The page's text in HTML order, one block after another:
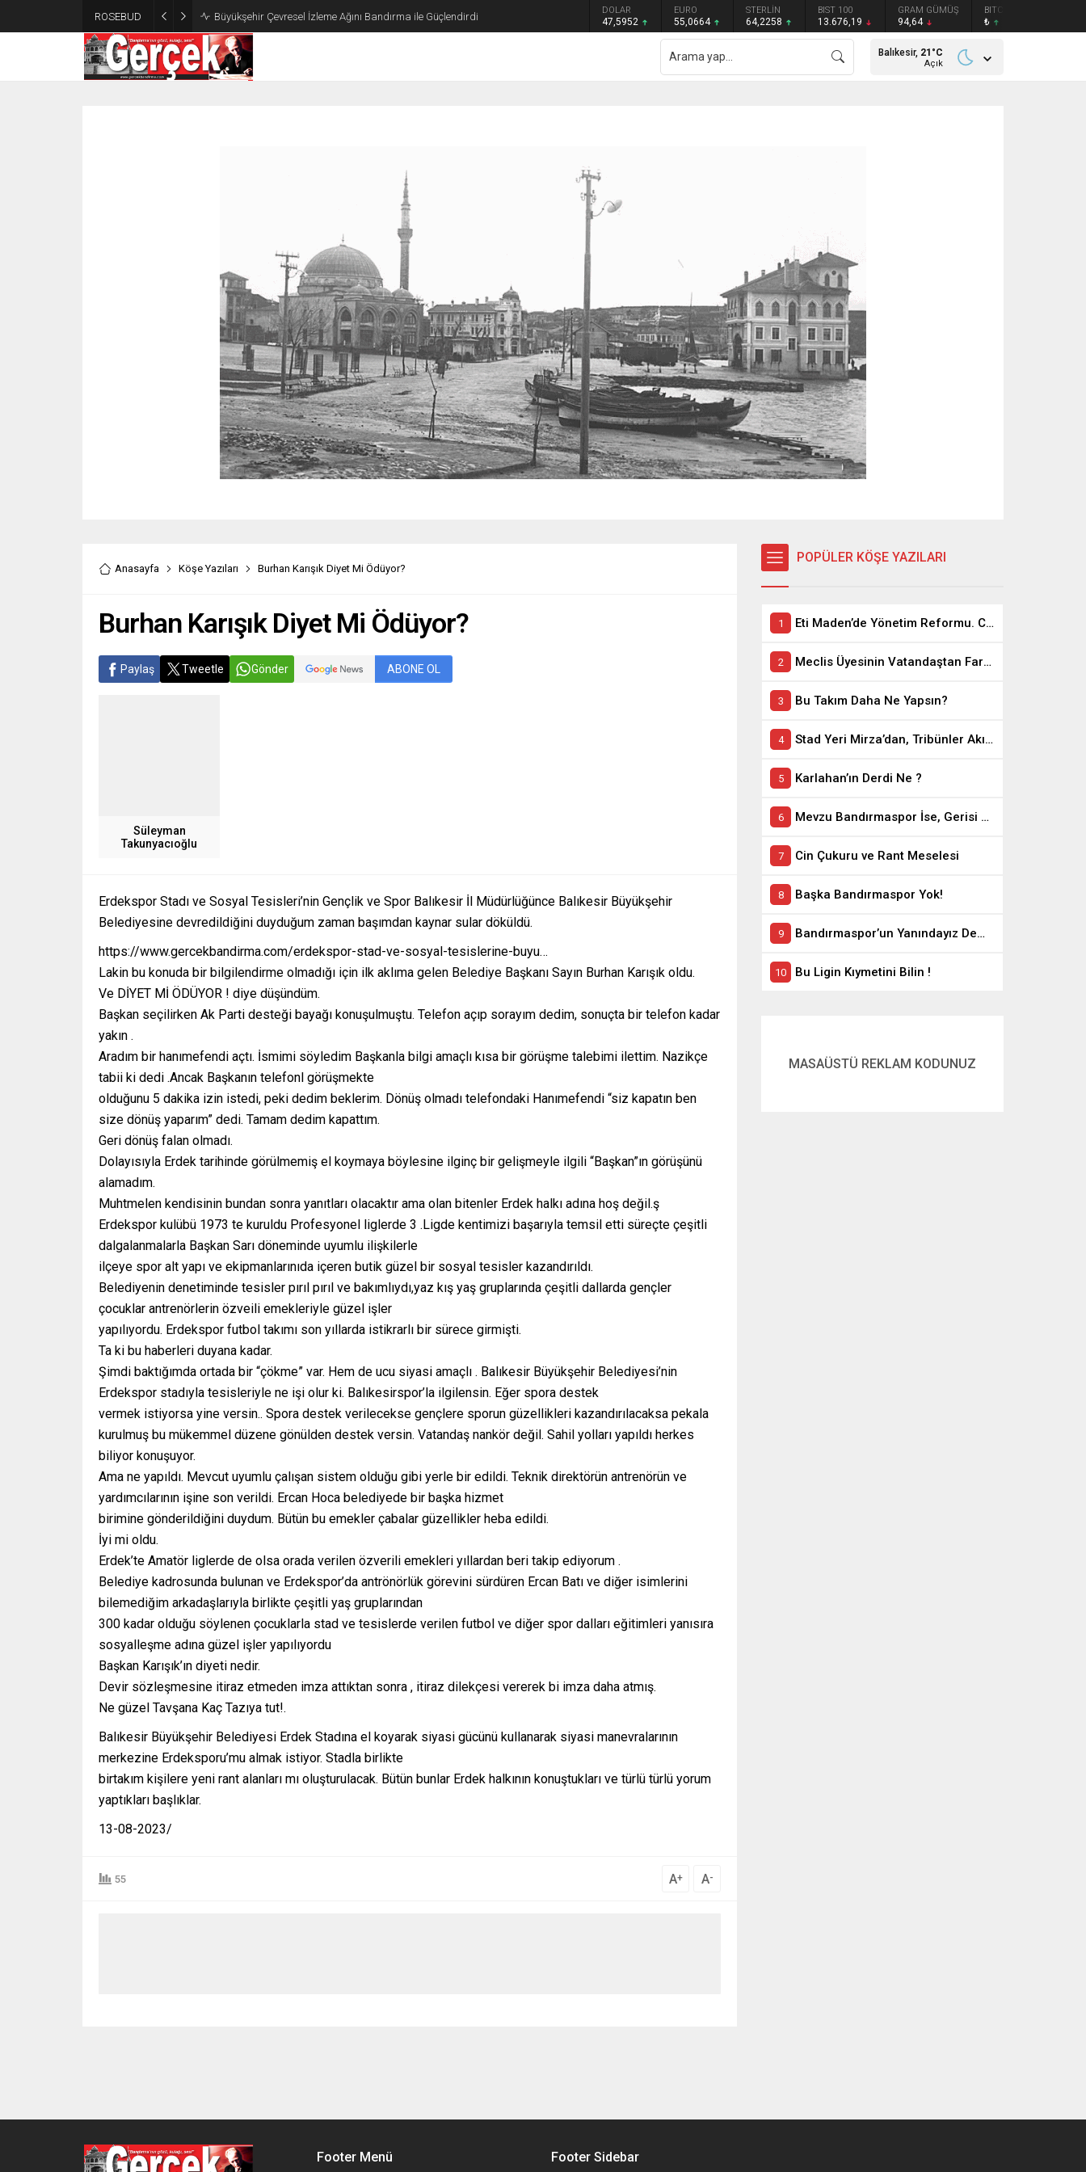
ROSEBUD Büyükşehir Çevresel İzleme Ağını Bandırma ile Güçlendirdi DOLAR
47,5952
EURO
55,0664
STERLİN
64,2258
BIST 100
13.676,19
GRAM GÜMÜŞ
94,64
BITCOIN
₺
Balıkesir, 21 °C
Açık
Anasayfa Köşe Yazıları Burhan Karışık Diyet Mi Ödüyor?
Burhan Karışık Diyet Mi Ödüyor?
Paylaş Tweetle Gönder ABONE OL
Süleyman
Takunyacıoğlu
Erdekspor Stadı ve Sosyal Tesisleri’nin Gençlik ve Spor Balıkesir İl Müdürlüğünce Balıkesir Büyükşehir
Belediyesine devredildiğini duyduğum zaman başımdan kaynar sular döküldü.
https://www.gercekbandirma.com/erdekspor-stad-ve-sosyal-tesislerine-buyu…
Lakin bu konuda bir bilgilendirme olmadığı için ilk aklıma gelen Belediye Başkanı Sayın Burhan Karışık oldu.
Ve DİYET Mİ ÖDÜYOR ! diye düşündüm.
Başkan seçilirken Ak Parti desteği bayağı konuşulmuştu. Telefon açıp sorayım dedim, sonuçta bir telefon kadar
yakın .
Aradım bir hanımefendi açtı. İsmimi söyledim Başkanla bilgi amaçlı kısa bir görüşme talebimi ilettim. Nazikçe
tabii ki dedi .Ancak Başkanın telefonl görüşmekte
olduğunu 5 dakika izin istedi, peki dedim beklerim. Dönüş olmadı telefondaki Hanımefendi “siz kapatın ben
size dönüş yaparım” dedi. Tamam dedim kapattım.
Geri dönüş falan olmadı.
Dolayısıyla Erdek tarihinde görülmemiş el koymaya böylesine ilginç bir gelişmeyle ilgili “Başkan”ın görüşünü
alamadım.
Muhtmelen kendisinin bundan sonra yanıtları olacaktır ama olan bitenler Erdek halkı adına hoş değil.ş
Erdekspor kulübü 1973 te kuruldu Profesyonel liglerde 3 .Ligde kentimizi başarıyla temsil etti süreçte çeşitli
dalgalanmalarla Başkan Sarı döneminde uyumlu ilişkilerle
ilçeye spor alt yapı ve ekipmanlarınıda içeren butik güzel bir sosyal tesisler kazandırıldı.
Belediyenin denetiminde tesisler pırıl pırıl ve bakımlıydı,yaz kış yaş gruplarında çeşitli dallarda gençler
çocuklar antrenörlerin özveili emekleriyle güzel işler
yapılıyordu. Erdekspor futbol takımı son yıllarda istikrarlı bir sürece girmişti.
Ta ki bu haberleri duyana kadar.
Şimdi baktığımda ortada bir “çökme” var. Hem de ucu siyasi amaçlı . Balıkesir Büyükşehir Belediyesi’nin
Erdekspor stadıyla tesisleriyle ne işi olur ki. Balıkesirspor’la ilgilensin. Eğer spora destek
vermek istiyorsa yine versin.. Spora destek verilecekse gençlere sporun güzellikleri kazandırılacaksa pekala
kurulmuş bu mükemmel düzene gönülden destek versin. Vatandaş nankör değil. Sahil yolları yapıldı herkes
biliyor konuşuyor.
Ama ne yapıldı. Mevcut uyumlu çalışan sistem olduğu gibi yerle bir edildi. Teknik direktörün antrenörün ve
yardımcılarının işine son verildi. Ercan Hoca belediyede bir başka hizmet
birimine gönderildiğini duydum. Bütün bu emekler çabalar güzellikler heba edildi.
İyi mi oldu.
Erdek’te Amatör liglerde de olsa orada verilen özverili emekleri yıllardan beri takip ediyorum .
Belediye kadrosunda bulunan ve Erdekspor’da antrönörlük görevini sürdüren Ercan Batı ve diğer isimlerini
bilemediğim arkadaşlarıyla birlikte çeşitli yaş gruplarından
300 kadar olduğu söylenen çocuklarla stad ve tesislerde verilen futbol ve diğer spor dalları eğitimleri yanısıra
sosyalleşme adına güzel işler yapılıyordu
Başkan Karışık’ın diyeti nedir.
Devir sözleşmesine itiraz etmeden imza attıktan sonra , itiraz dilekçesi vererek bi imza daha atmış.
Ne güzel Tavşana Kaç Tazıya tut!.
Balıkesir Büyükşehir Belediyesi Erdek Stadına el koyarak siyasi gücünü kullanarak siyasi manevralarının
merkezine Erdeksporu’mu almak istiyor. Stadla birlikte
birtakım kişilere yeni rant alanları mı oluşturulacak. Bütün bunlar Erdek halkının konuştukları ve türlü türlü yorum
yaptıkları başlıklar.
13-08-2023/
55 A+ A-
POPÜLER KÖŞE YAZILARI
Eti Maden’de Yönetim Reformu. CEO Modeli’nde Kadro / Taşeron İşçilik Ayrımı Kalkıyor
Meclis Üyesinin Vatandaştan Farkı Ne ?
Bu Takım Daha Ne Yapsın?
Stad Yeri Mirza’dan, Tribünler Akın’dan: Geriye Bakanlık Kaldı.
Karlahan’ın Derdi Ne ?
Mevzu Bandırmaspor İse, Gerisi Teferruattır
Cin Çukuru ve Rant Meselesi
Başka Bandırmaspor Yok!
Bandırmaspor’un Yanındayız Demekle Olmuyor!
Bu Ligin Kıymetini Bilin !
MASAÜSTÜ REKLAM KODUNUZ
Footer Menü Footer Sidebar